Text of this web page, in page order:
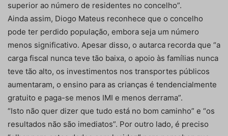
superior ao número de residentes no concelho”.
Ainda assim, Diogo Mateus reconhece que o concelho
pode ter perdido população, embora seja um número
menos significativo. Apesar disso, o autarca recorda que “a
carga fiscal nunca teve tão baixa, o apoio às famílias nunca
teve tão alto, os investimentos nos transportes públicos
aumentaram, o ensino para as crianças é tendencialmente
gratuito e paga-se menos IMI e menos derrama”.
“Isto não quer dizer que tudo está no bom caminho” e “os
resultados não são imediatos”. Por outro lado, é preciso